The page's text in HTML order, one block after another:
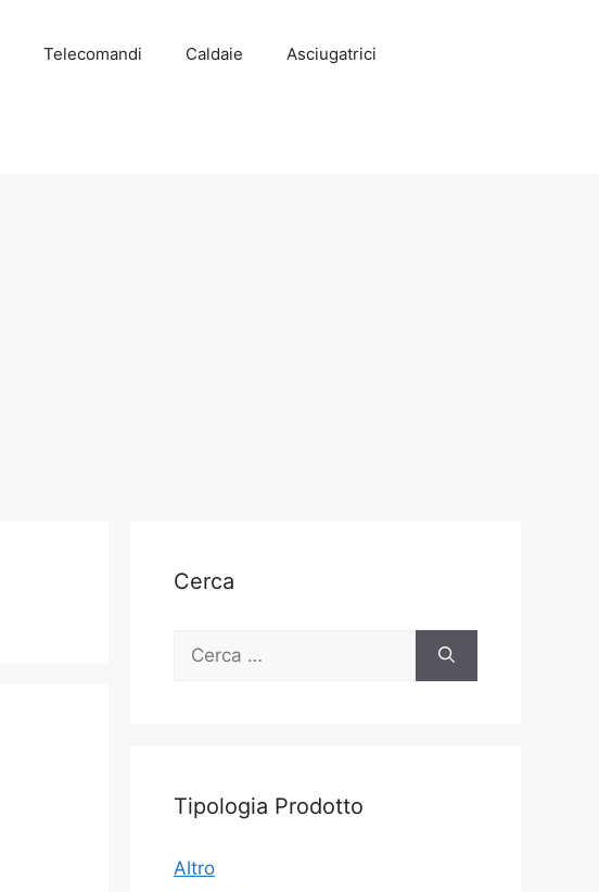
Telecomandi Caldaie Asciugatrici
Cerca
Ricerca
Tipologia Prodotto
Altro